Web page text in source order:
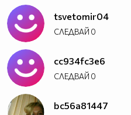
tsvetomir04
СЛЕДВАЙ 0
cc934fc3e6
СЛЕДВАЙ 0
bc56a81447